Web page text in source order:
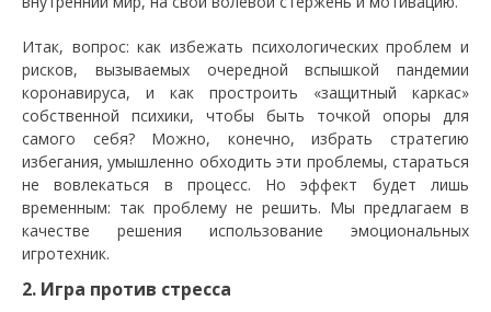
Итак, вопрос: как избежать психологических проблем и
рисков, вызываемых очередной вспышкой пандемии
коронавируса, и как простроить «защитный каркас»
собственной психики, чтобы быть точкой опоры для
самого себя? Можно, конечно, избрать стратегию
избегания, умышленно обходить эти проблемы, стараться
не вовлекаться в процесс. Но эффект будет лишь
временным: так проблему не решить. Мы предлагаем в
качестве решения использование эмоциональных
игротехник.
2. Игра против стресса